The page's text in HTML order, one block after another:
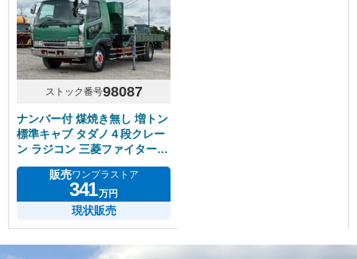
ストック番号98087
ナンバー付 煤焼き無し 増トン
標準キャブ タダノ４段クレー
ン ラジコン 三菱ファイター
赤シャシ 積載7.6トン
販売ワンプラストア
341万円
現状販売